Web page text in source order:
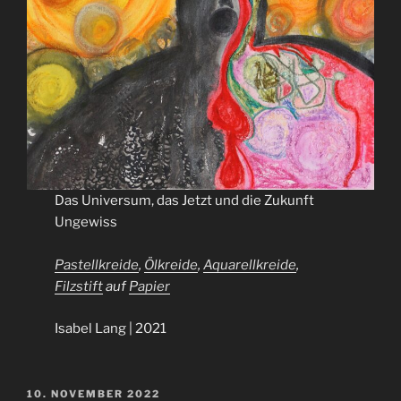
Das Universum, das Jetzt und die Zukunft
Ungewiss
Pastellkreide, Ölkreide,Aquarellkreide,
FilzstiftaufPapier
Isabel Lang | 2021
VERÖFFENTLICHT
10. NOVEMBER 2022